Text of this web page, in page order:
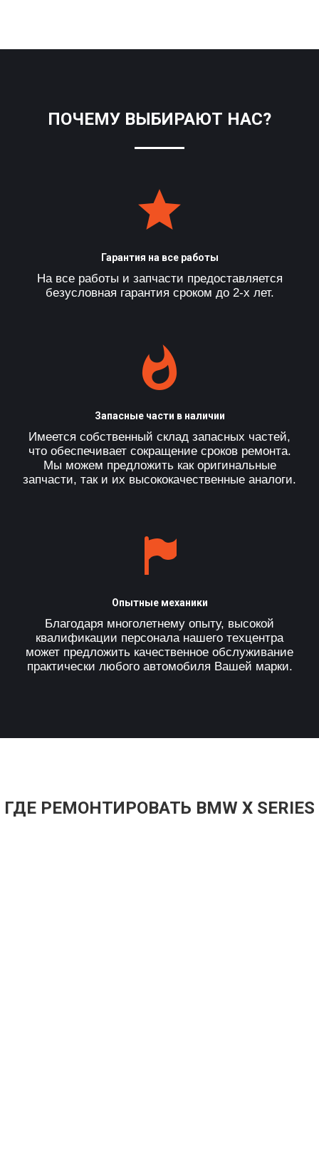
ПОЧЕМУ ВЫБИРАЮТ НАС?
Гарантия на все работы
На все работы и запчасти предоставляется
безусловная гарантия сроком до 2-х лет.
Запасные части в наличии
Имеется собственный склад запасных частей,
что обеспечивает сокращение сроков ремонта.
Мы можем предложить как оригинальные
запчасти, так и их высококачественные аналоги.
Опытные механики
Благодаря многолетнему опыту, высокой
квалификации персонала нашего техцентра
может предложить качественное обслуживание
практически любого автомобиля Вашей марки.
ГДЕ РЕМОНТИРОВАТЬ BMW X SERIES